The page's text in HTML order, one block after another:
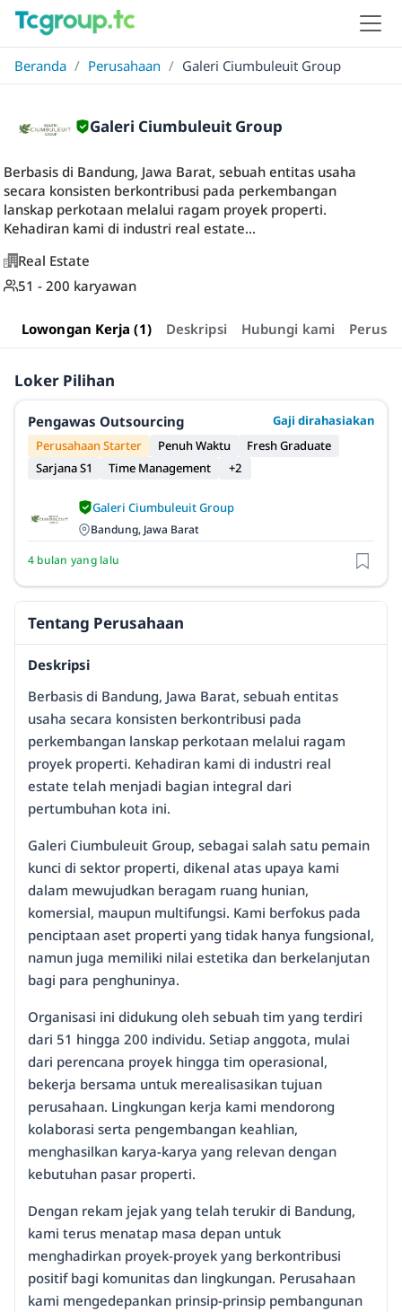
Beranda / Perusahaan / Galeri Ciumbuleuit Group
Galeri Ciumbuleuit Group
Berbasis di Bandung, Jawa Barat, sebuah entitas usaha
secara konsisten berkontribusi pada perkembangan
lanskap perkotaan melalui ragam proyek properti.
Kehadiran kami di industri real estate...
Real Estate
51 - 200 karyawan
Lowongan Kerja (1) Deskripsi Hubungi kami
Loker Pilihan
Pengawas Outsourcing
Gaji dirahasiakan
Perusahaan Starter
Penuh Waktu
Fresh Graduate
Sarjana S1
Time Management +2
Galeri Ciumbuleuit Group
Bandung, Jawa Barat
4 bulan yang lalu
Tentang Perusahaan
Deskripsi
Berbasis di Bandung, Jawa Barat, sebuah entitas
usaha secara konsisten berkontribusi pada
perkembangan lanskap perkotaan melalui ragam
proyek properti. Kehadiran kami di industri real
estate telah menjadi bagian integral dari
pertumbuhan kota ini.
Galeri Ciumbuleuit Group, sebagai salah satu pemain
kunci di sektor properti, dikenal atas upaya kami
dalam mewujudkan beragam ruang hunian,
komersial, maupun multifungsi. Kami berfokus pada
penciptaan aset properti yang tidak hanya fungsional,
namun juga memiliki nilai estetika dan berkelanjutan
bagi para penghuninya.
Organisasi ini didukung oleh sebuah tim yang terdiri
dari 51 hingga 200 individu. Setiap anggota, mulai
dari perencana proyek hingga tim operasional,
bekerja bersama untuk merealisasikan tujuan
perusahaan. Lingkungan kerja kami mendorong
kolaborasi serta pengembangan keahlian,
menghasilkan karya-karya yang relevan dengan
kebutuhan pasar properti.
Dengan rekam jejak yang telah terukir di Bandung,
kami terus menatap masa depan untuk
menghadirkan proyek-proyek yang berkontribusi
positif bagi komunitas dan lingkungan. Perusahaan
kami mengedepankan prinsip-prinsip pembangunan